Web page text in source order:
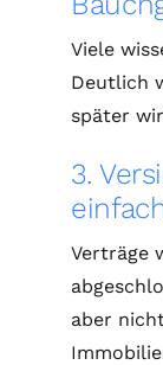
Viele
Deutlich
später
3.
Verträge
aber